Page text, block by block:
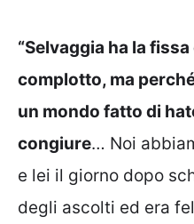
“Selvaggia ha la
complotto, ma
un mondo fatto di
congiure… Noi
e lei il giorno dopo
degli ascolti ed era